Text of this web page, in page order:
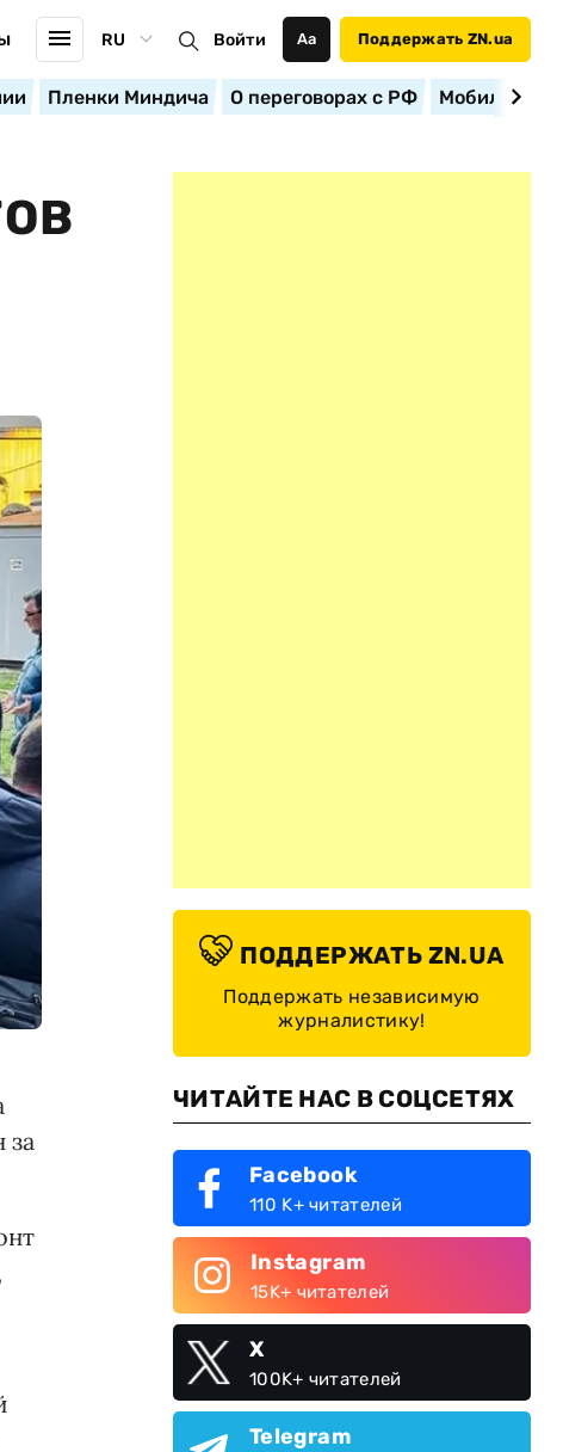
RU Войти Аа Поддержать ZN.ua
Пленки Миндича О переговорах с РФ
за
ПОДДЕРЖАТЬ ZN.UA
Поддержать независимую
журналистику!
ЧИТАЙТЕ НАС В СОЦСЕТЯХ
Facebook
110 K+ читателей
Instagram
15K+ читателей
X
100K+ читателей
Telegram